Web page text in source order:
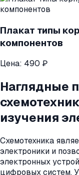
Плакат типы
компонентов
Цена: 490 ₽
Наглядные
изучения
Схемотехника
электроники и
электронных
цифровых систем.